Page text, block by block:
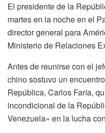
El presidente de la
martes en la noche en el
director general para
Ministerio de Relaciones
Antes de reunirse con el
chino sostuvo un
República, Carlos Faría,
incondicional de la
Venezuela» en la lucha